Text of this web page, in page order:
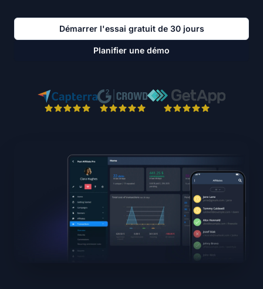
Démarrer l'essai gratuit de 30 jours
Planifier une démo